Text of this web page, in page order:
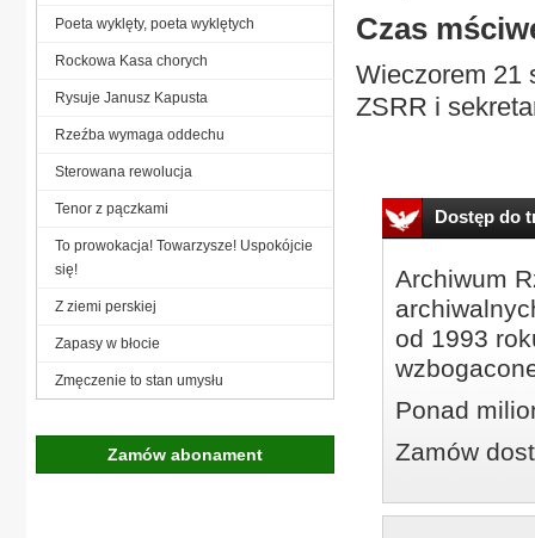
Czas
Wieczorem 21
ZSRR i
Dostęp do
Archiwum
od 1993
Ponad
Zamów
Poeta wyklęty, poeta wyklętych
Rockowa Kasa chorych
Rysuje Janusz Kapusta
Rzeźba wymaga oddechu
Sterowana rewolucja
Tenor z pączkami
To prowokacja! Towarzysze! Uspokójcie
się!
Z ziemi perskiej
Zapasy w błocie
Zmęczenie to stan umysłu
Zamów abonament